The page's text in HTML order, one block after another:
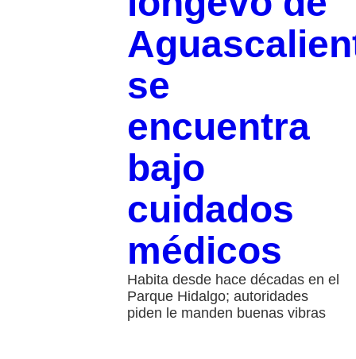
se
encuentra
bajo
cuidados
médicos
Habita desde hace décadas en el
Parque Hidalgo; autoridades
piden le manden buenas vibras